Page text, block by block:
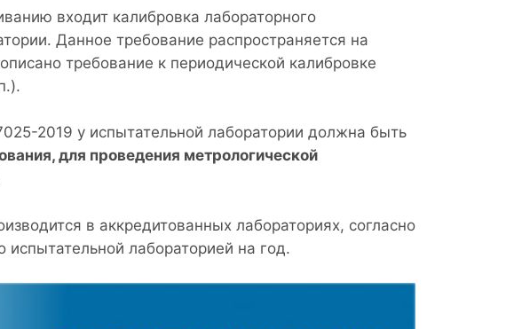
входит калибровка лабораторного
Данное требование распространяется на
требование к периодической калибровке
2019 у испытательной лаборатории должна быть
для проведения метрологической
в аккредитованных лабораториях, согласно
испытательной лабораторией на год.